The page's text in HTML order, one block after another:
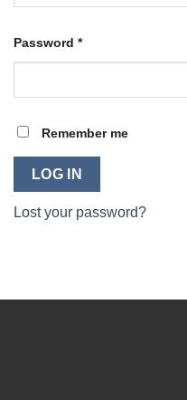
Password *
Remember me
LOG IN
Lost your password?